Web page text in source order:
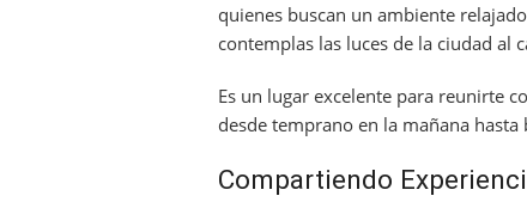
quienes buscan un ambiente
contemplas las luces de la ciudad al
Es un lugar excelente para reunirte
desde temprano en la mañana hasta
Compartiendo